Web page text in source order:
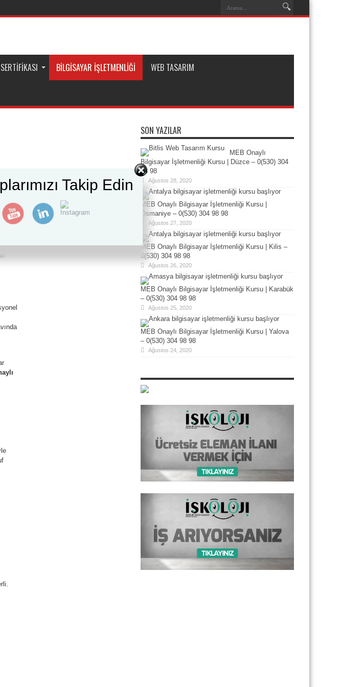
BİLGİSAYAR İŞLETMENLİĞİ WEB TASARIM
SON YAZILAR
MEB Onaylı
Bilgisayar İşletmenliği Kursu | Düzce – 0(530) 304
98 98
Ağustos 28, 2020
MEB Onaylı Bilgisayar İşletmenliği Kursu |
Osmaniye – 0(530) 304 98 98
Ağustos 27, 2020
MEB Onaylı Bilgisayar İşletmenliği Kursu | Kilis –
0(530) 304 98 98
Ağustos 26, 2020
MEB Onaylı Bilgisayar İşletmenliği Kursu | Karabük
– 0(530) 304 98 98
Ağustos 25, 2020
MEB Onaylı Bilgisayar İşletmenliği Kursu | Yalova
– 0(530) 304 98 98
Ağustos 24, 2020
Takip Edin